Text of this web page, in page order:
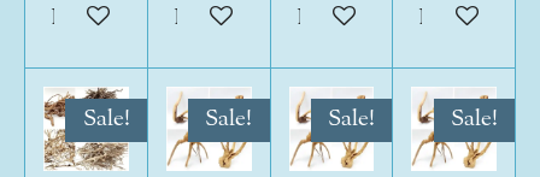
In den WarenkorbIn den WarenkorbIn den Warenkorb
In den
Sale! Sale! Sale! Sale!